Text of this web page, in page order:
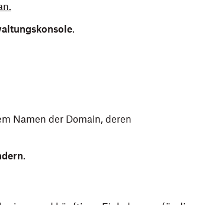
.
Namen der Domain, deren
.